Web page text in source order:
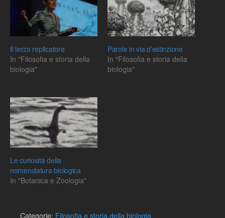
Il terzo replicatore
In "Filosofia e storia della
biologia"
Parole in via d’estinzione
In "Filosofia e storia della
biologia"
Le curiosità della
nomenclatura biologica
In "Botanica e Zoologia"
Categorie: Filosofia e storia della biologia